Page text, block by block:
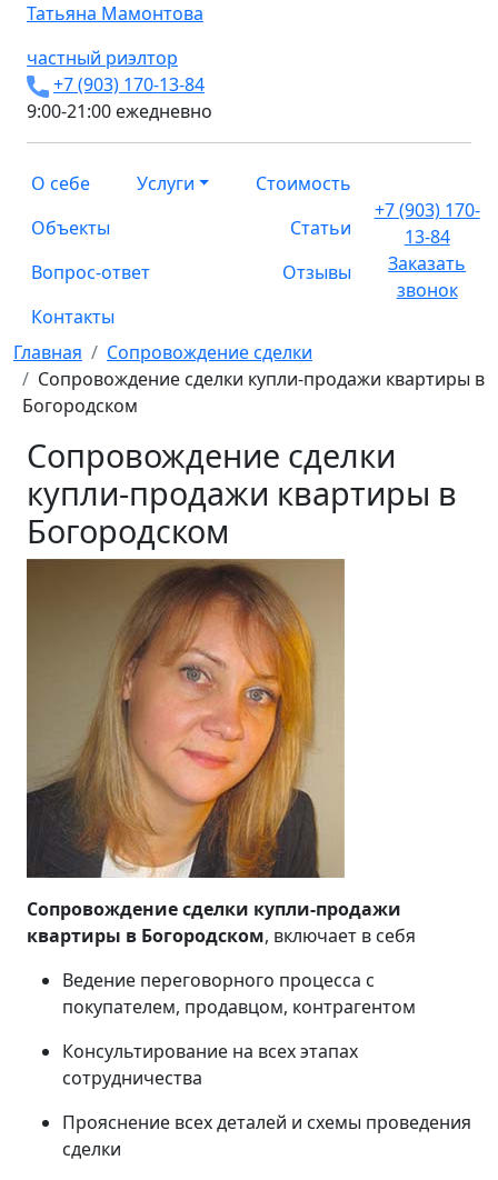
Татьяна Мамонтова
частный риэлтор
+7 (903) 170-13-84
9:00-21:00 ежедневно
О себе Услуги
Стоимость
Объекты
Статьи
Вопрос-ответ
Отзывы
Контакты
+7 (903) 170-
13-84
Заказать
звонок
Главная
Сопровождение сделки
Сопровождение сделки купли-продажи квартиры в
Богородском
Сопровождение сделки
купли-продажи квартиры в
Богородском
Сопровождение сделки купли-продажи
квартиры в Богородском, включает в себя
Ведение переговорного процесса с
покупателем, продавцом, контрагентом
Консультирование на всех этапах
сотрудничества
Прояснение всех деталей и схемы проведения
сделки